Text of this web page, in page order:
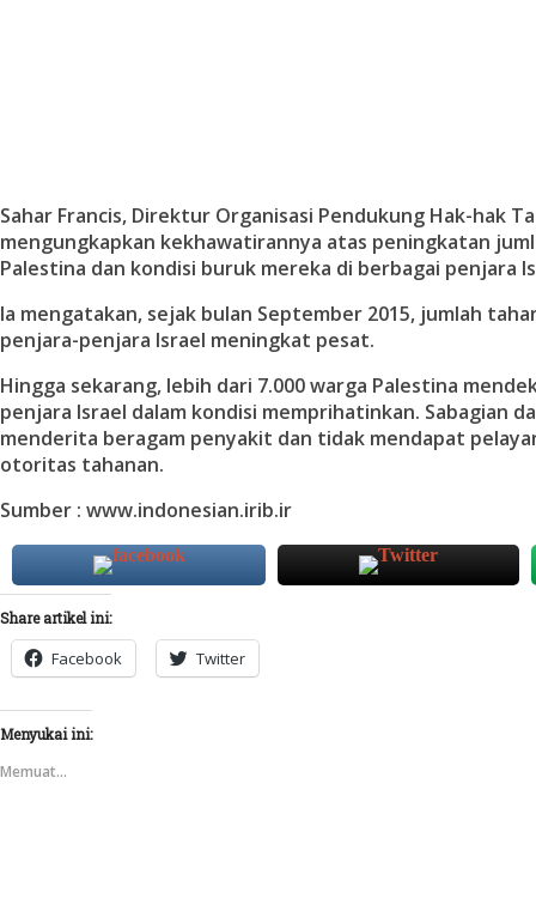
Sahar Francis, Direktur Organisasi Pendukung Hak-hak
mengungkapkan kekhawatirannya atas peningkatan
Palestina dan kondisi buruk mereka di berbagai penjara
Ia mengatakan, sejak bulan September 2015, jumlah
penjara-penjara Israel meningkat pesat.
Hingga sekarang, lebih dari 7.000 warga Palestina
penjara Israel dalam kondisi memprihatinkan. Sabagian
menderita beragam penyakit dan tidak mendapat
otoritas tahanan.
Sumber : www.indonesian.irib.ir
Share artikel ini:
Facebook Twitter
Menyukai ini:
Memuat...